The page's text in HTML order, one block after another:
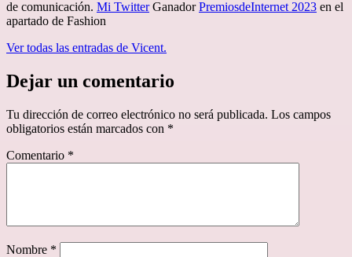
de comunicación. Mi TwitterGanadorPremiosdeInternet 2023 en el
apartado de Fashion
Ver todas las entradas de Vicent.
Dejar un comentario
Tu dirección de correo electrónico no será publicada. Los campos
obligatorios están marcados con *
Comentario *
Nombre *